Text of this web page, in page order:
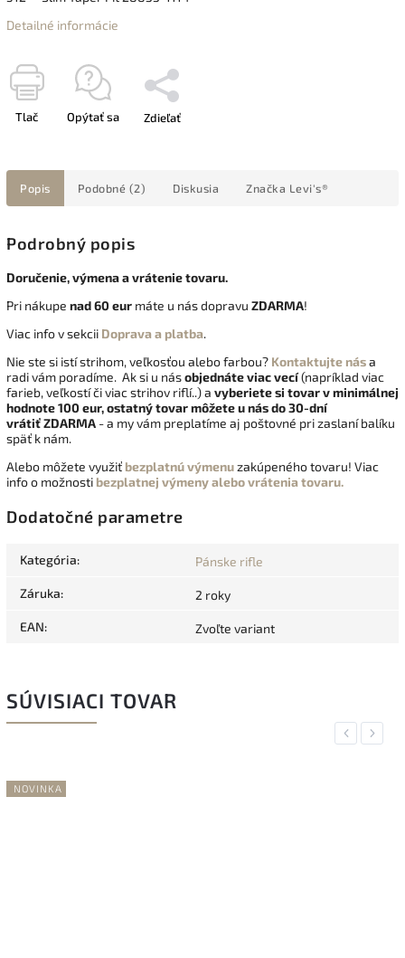
Detailné informácie
Tlač Opýtať sa Zdieľať
Popis Podobné (2) Diskusia Značka Levi's®
Podrobný popis
Doručenie, výmena a vrátenie tovaru.
Pri nákupe nad 60 eur máte u nás dopravu ZDARMA!
Viac info v sekcii Doprava a platba.
Nie ste si istí strihom, veľkosťou alebo farbou? Kontaktujte nása
radi vám poradíme. Ak si u násobjednáte viac vecí(napríklad viac
farieb, veľkostí či viac strihov riflí..) a vyberiete si tovar v minimálnej
hodnote 100 eur, ostatný tovar môžete u nás do 30-dní
vrátiťZDARMA - a my vám preplatíme aj poštovné pri zaslaní balíku
späť k nám.
Alebo môžete využiť bezplatnú výmenuzakúpeného tovaru! Viac
info o možnosti bezplatnej výmeny alebo vrátenia tovaru.
Dodatočné parametre
Kategória: Pánske rifle
Záruka: 2 roky
EAN: Zvoľte variant
SÚVISIACI TOVAR
Previous
NOVINKA
Next